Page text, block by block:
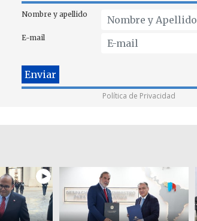
Nombre y apellido
E-mail
Política de Privacidad